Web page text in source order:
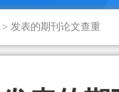
> 发表的期刊论文查重